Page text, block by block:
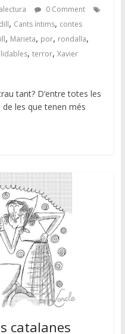
0 Comment
, Cants íntims, contes
, Marieta, por, rondalla,
, terror, Xavier
tant? D’entre totes les
les que tenen més
catalanes